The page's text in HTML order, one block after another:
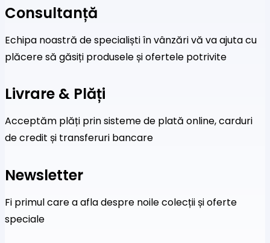
Consultanță
Echipa noastră de specialiști în vânzări vă va ajuta cu
plăcere să găsiți produsele și ofertele potrivite
Livrare & Plăți
Acceptăm plăți prin sisteme de plată online, carduri
de credit și transferuri bancare
Newsletter
Fi primul care a afla despre noile colecții și oferte
speciale